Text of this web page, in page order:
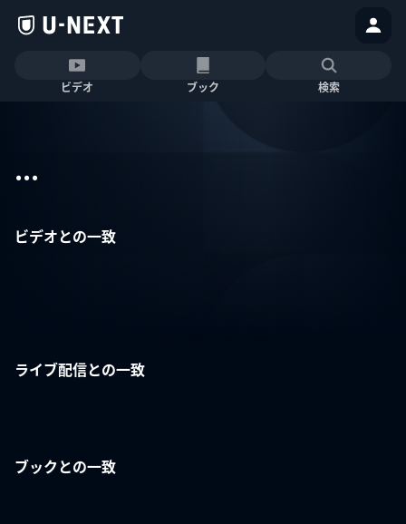
ビデオ ブック 検索
...
ビデオとの一致
ライブ配信との一致
ブックとの一致